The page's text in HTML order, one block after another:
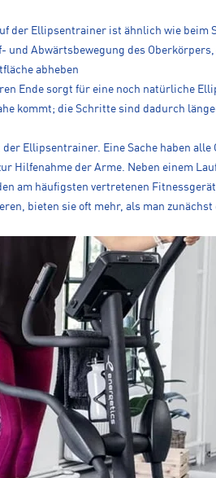
der Ellipsentrainer ist ähnlich wie beim
und Abwärtsbewegung des
abheben
Ende sorgt für eine noch natürliche
kommt; die Schritte sind dadurch
der Ellipsentrainer. Eine Sache haben
Hilfenahme der Arme. Neben einem
am häufigsten vertretenen
bieten sie oft mehr, als man zunächst